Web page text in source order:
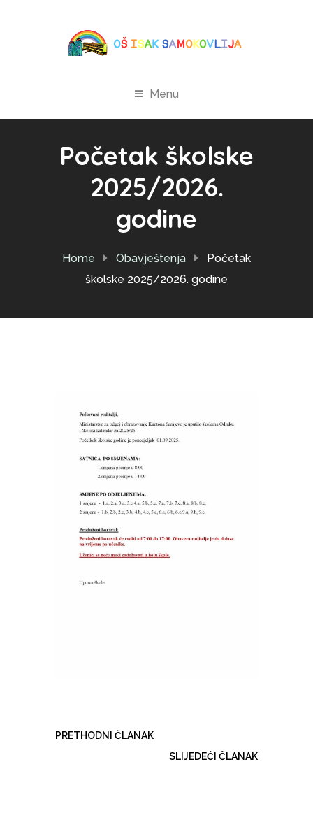
Menu
Početak školske
2025/2026.
godine
Home Obavještenja
Početak
školske 2025/2026. godine
PRETHODNI ČLANAK
SLIJEDEĆI ČLANAK